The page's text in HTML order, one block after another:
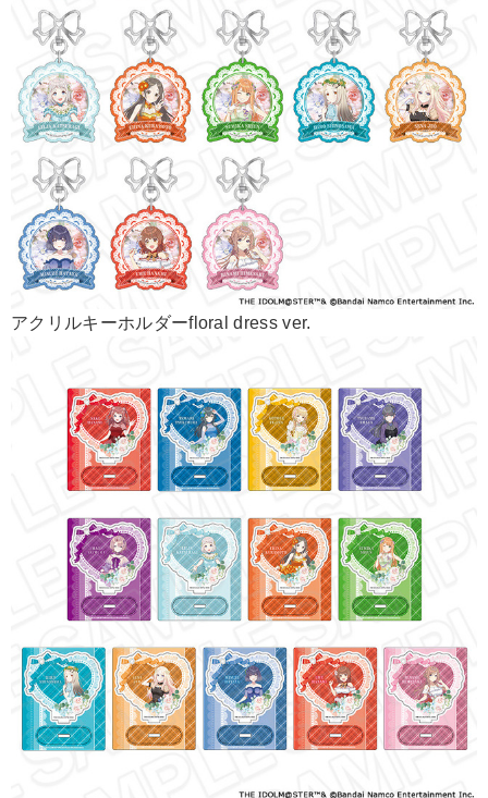
アクリルキーホルダーfloral dress ver.